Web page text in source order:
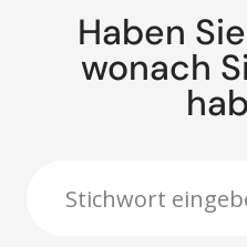
Haben
wonach